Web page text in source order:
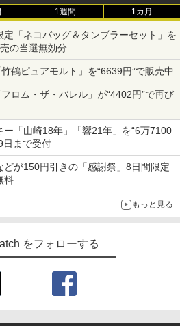
1週間 1カ月
定「ネコバッグ＆タンブラーセット」を
の当選無効分
鶴ピュアモルト」を“6639円”で販売中
ロム・ザ・バレル」が“4402円”で再び
ー「山崎18年」「響21年」を“6万7100
日まで受付
が150円引きの「感謝祭」8日間限定
料
もっと見る
をフォローする